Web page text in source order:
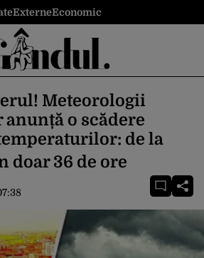
ExterneEconomic
Meteorologii
o scădere
de la
36 de ore